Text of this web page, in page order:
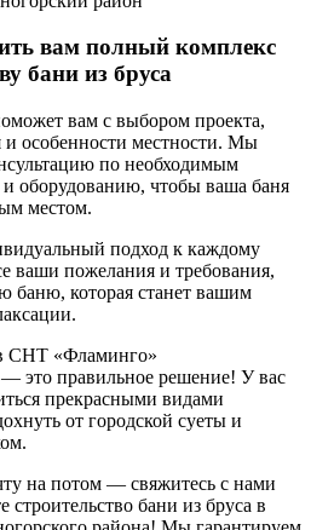
вам полный комплекс
бани из бруса
вам с выбором проекта,
особенности местности. Мы
по необходимым
оборудованию, чтобы ваша баня
местом.
подход к каждому
ваши пожелания и требования,
баню, которая станет вашим
СНТ «Фламинго»
это правильное решение! У вас
прекрасными видами
от городской суеты и
на потом — свяжитесь с нами
строительство бани из бруса в